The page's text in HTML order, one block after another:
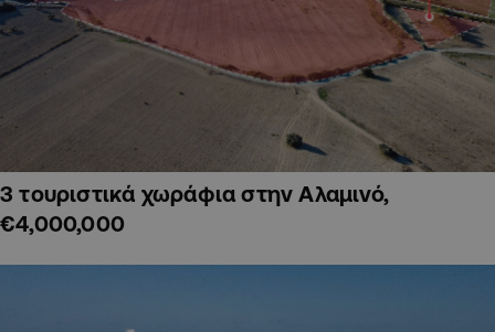
3 τουριστικά χωράφια στην Αλαμινό,
€4,000,000